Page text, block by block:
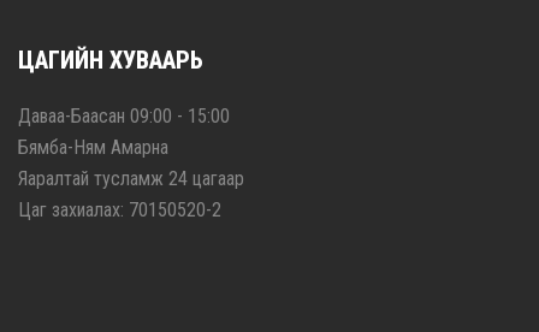
ЦАГИЙН ХУВААРЬ
Даваа-Баасан 09:00 - 15:00
Бямба-Ням Амарна
Яаралтай тусламж 24 цагаар
Цаг захиалах: 70150520-2